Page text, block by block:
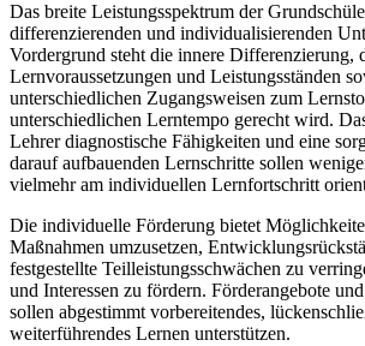
Das breite Leistungsspektrum der
differenzierenden und individualisierenden
Vordergrund steht die innere Differenzierung,
Lernvoraussetzungen und Leistungsständen
unterschiedlichen Zugangsweisen zum
unterschiedlichen Lerntempo gerecht wird.
Lehrer diagnostische Fähigkeiten und eine
darauf aufbauenden Lernschritte sollen
vielmehr am individuellen Lernfortschritt
Die individuelle Förderung bietet
Maßnahmen umzusetzen,
festgestellte Teilleistungsschwächen zu
und Interessen zu fördern. Förderangebote
sollen abgestimmt vorbereitendes,
weiterführendes Lernen unterstützen.